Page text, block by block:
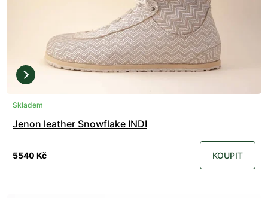
Skladem
Jenon leather Snowflake INDI
5540 Kč KOUPIT